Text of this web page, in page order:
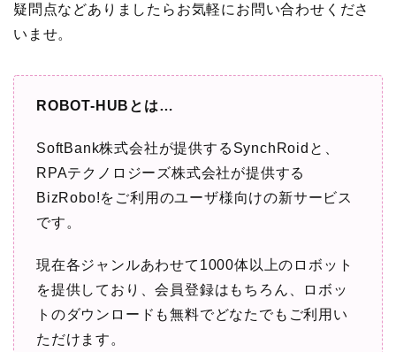
疑問点などありましたらお気軽にお問い合わせくださ
いませ。
ROBOT-HUBと は…
SoftBank株式会社が提供する SynchRoid と、
RPAテクノロジーズ株式会社が提供する
BizRobo!をご利用のユーザ様向けの新サービス
です。
現在各ジャンルあわせて 1000体以上のロボット
を提供しており、会員登録はもちろん、ロボッ
トのダウンロードも無料でどなたでもご利用い
ただけます。